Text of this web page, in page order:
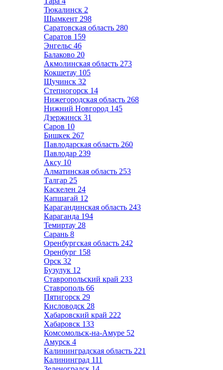
Тюкалинск 2
Шымкент 298
Саратовская область 280
Саратов 159
Энгельс 46
Балаково 20
Акмолинская область 273
Кокшетау 105
Щучинск 32
Степногорск 14
Нижегородская область 268
Нижний Новгород 145
Дзержинск 31
Саров 10
Бишкек 267
Павлодарская область 260
Павлодар 239
Аксу 10
Алматинская область 253
Талгар 25
Каскелен 24
Капшагай 12
Карагандинская область 243
Караганда 194
Темиртау 28
Сарань 8
Оренбургская область 242
Оренбург 158
Орск 32
Бузулук 12
Ставропольский край 233
Ставрополь 66
Пятигорск 29
Кисловодск 28
Хабаровский край 222
Хабаровск 133
Комсомольск-на-Амуре 52
Амурск 4
Калининградская область 221
Калининград 111